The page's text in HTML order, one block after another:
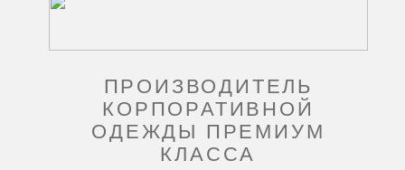
ПРОИЗВОДИТЕЛЬ
КОРПОРАТИВНОЙ
ОДЕЖДЫ ПРЕМИУМ
КЛАССА